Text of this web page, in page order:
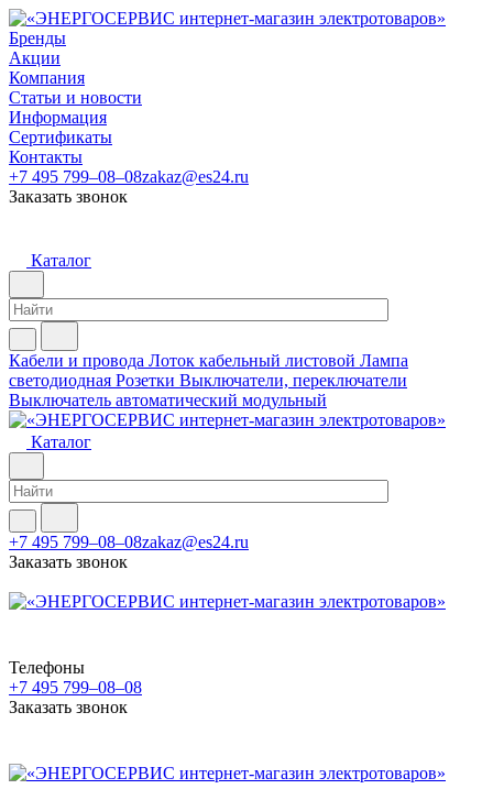
Бренды
Акции
Компания
Статьи и новости
Информация
Сертификаты
Контакты
+7 495 799–08–08zakaz@es24.ru
Заказать звонок
Каталог
Кабели и провода Лоток кабельный листовой Лампа
светодиодная Розетки Выключатели, переключатели
Выключатель автоматический модульный
Каталог
+7 495 799–08–08zakaz@es24.ru
Заказать звонок
Телефоны
+7 495 799–08–08
Заказать звонок